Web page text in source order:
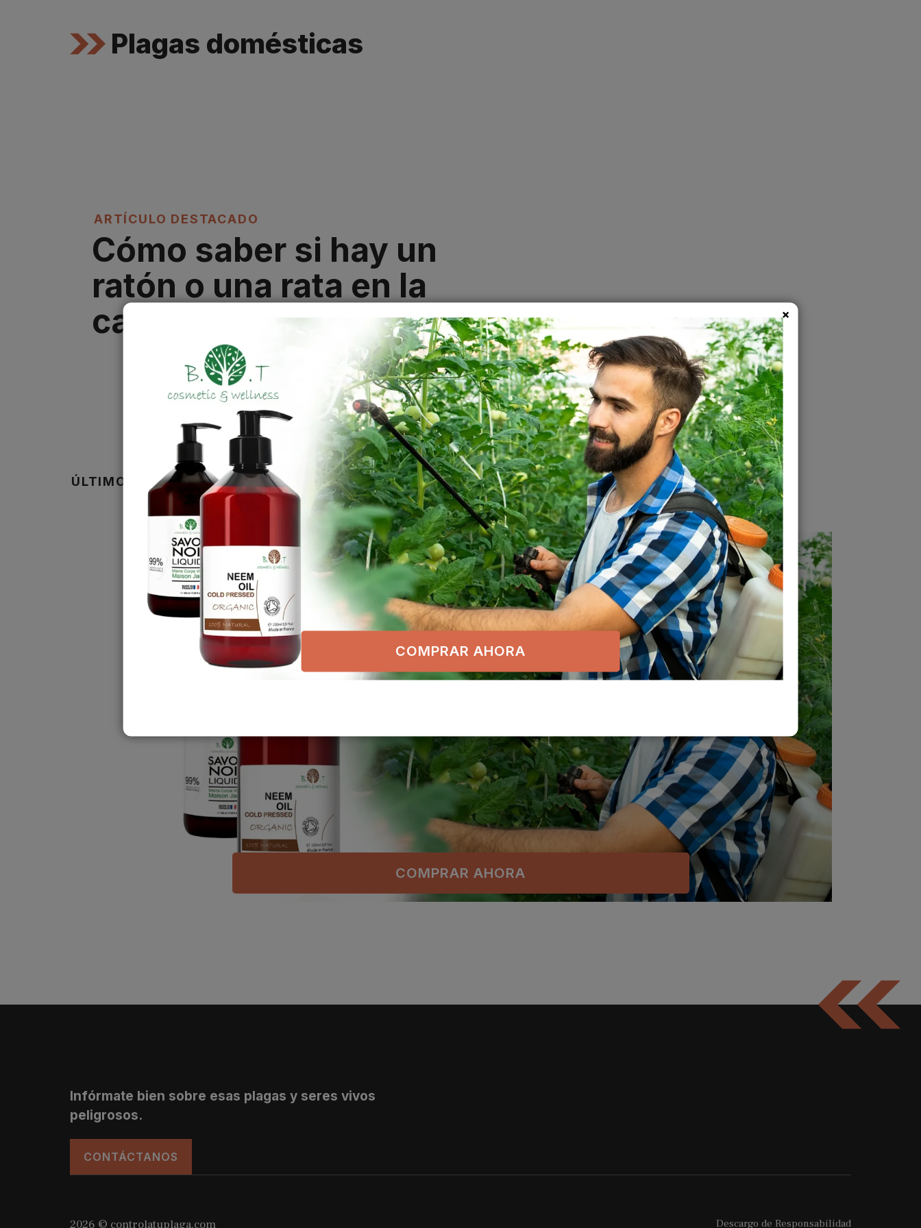
Gestionar el consentimiento de las cookies
Utilizamos tecnologías como las cookies para almacenar y/o acceder a la información del
dispositivo. Lo hacemos para mejorar la experiencia de navegación y para mostrar
anuncios (no) personalizados. El consentimiento a estas tecnologías nos permitirá
procesar datos como el comportamiento de navegación o los ID's únicos en este sitio.
No consentir o retirar el consentimiento, puede afectar negativamente a ciertas
características y funciones.
ACEPTAR DENEGAR VER PREFERENCIAS
Política de cookiesDeclaración de privacidadImpressum
Plagas domésticas
ARTÍCULO DESTACADO
Cómo saber si hay un
ratón o una rata en la
casa: Guía completa
ÚLTIMOS ARTÍCULOS
COMPRAR AHORA
Infórmate bien sobre esas plagas y seres vivos
peligrosos.
CONTÁCTANOS
2026 © controlatuplaga.com Descargo de Responsabilidad
COMPRAR AHORA